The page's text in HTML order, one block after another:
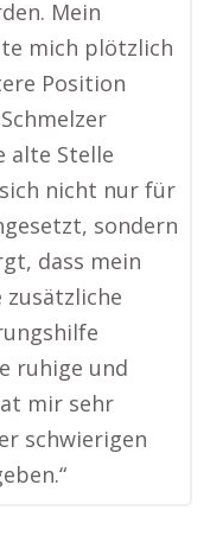
Mein
mich plötzlich
Position
alte Stelle
nicht nur für
sondern
dass mein
ruhige und
mir sehr
schwierigen